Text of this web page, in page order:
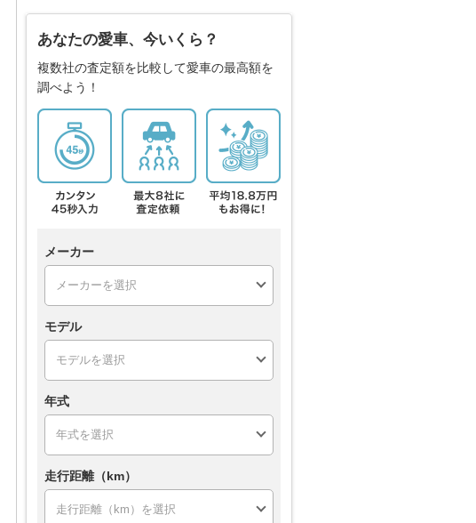
あなたの愛車、今いくら？
複数社の査定額を比較して愛車の最高額を
調べよう！
メーカー
モデル
年式
走行距離（km）